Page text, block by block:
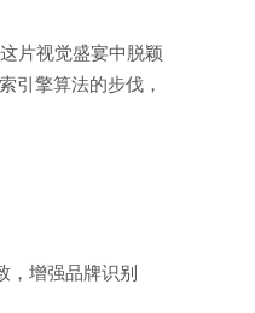
片视觉盛宴中脱颖
引擎算法的步伐，
，增强品牌识别